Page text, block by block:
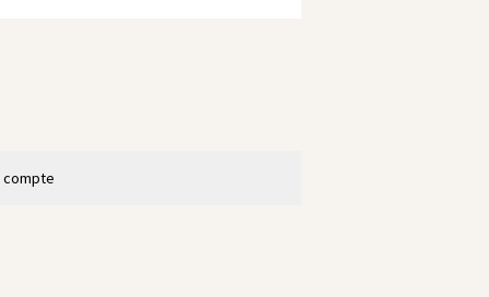
compte